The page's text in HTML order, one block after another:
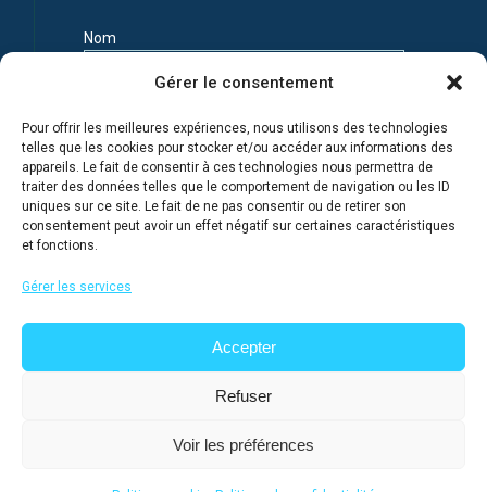
Gérer le consentement
Pour offrir les meilleures expériences, nous utilisons des technologies
telles que les cookies pour stocker et/ou accéder aux informations des
appareils. Le fait de consentir à ces technologies nous permettra de
traiter des données telles que le comportement de navigation ou les ID
uniques sur ce site. Le fait de ne pas consentir ou de retirer son
consentement peut avoir un effet négatif sur certaines caractéristiques
et fonctions.
Gérer les services
Accepter
Refuser
Voir les préférences
Nom
Adresse e-mail
confidentialité du site